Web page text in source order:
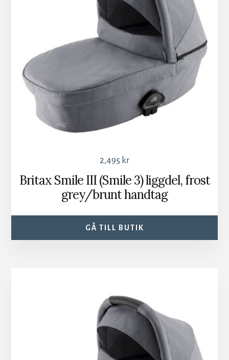
2,495 kr
Britax Smile III (Smile 3) liggdel, frost
grey/brunt handtag
GÅ TILL BUTIK